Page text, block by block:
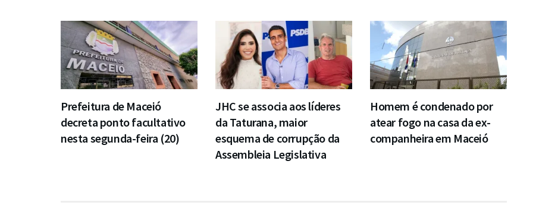
Prefeitura de Maceió
decreta ponto facultativo
nesta segunda-feira (20)
JHC se associa aos líderes
da Taturana, maior
esquema de corrupção da
Assembleia Legislativa
Homem é condenado por
atear fogo na casa da ex-
companheira em Maceió